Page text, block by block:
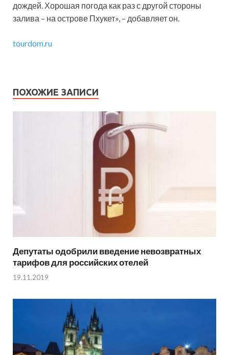
дождей. Хорошая погода как раз с другой стороны
залива – на острове Пхукет», – добавляет он.
tourdom.ru
ПОХОЖИЕ ЗАПИСИ
Депутаты одобрили введение невозвратных
тарифов для российских отелей
19.11.2019